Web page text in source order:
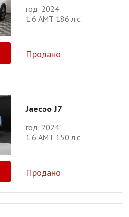
год: 2024
1.6 АМТ 186 л.с.
Продано
Jaecoo J7
год: 2024
1.6 АМТ 150 л.с.
Продано